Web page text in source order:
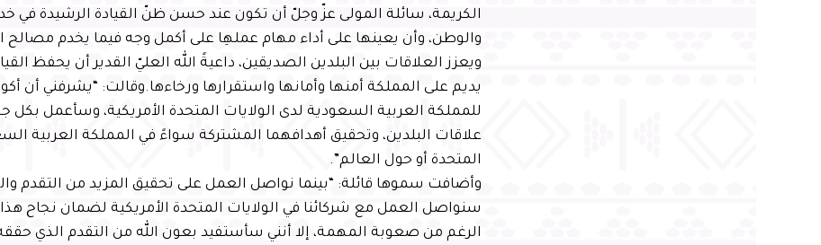
الكريمة، سائلة المولى عزّ وجلّ أن تكون عند حسن ظنّ القيادة الرشيدة في
والوطن، وأن يعينها على أداء مهام عملهِا على أكمل وجه فيما يخدم مصالح
ويعزز العلاقات بين البلدين الصديقين، داعيةً الله العليّ القدير أن يحفظ
يديم على المملكة أمنها وأمانها واستقرارها ورخاءها.وقالت: “يشرفني أن
للمملكة العربية السعودية لدى الولايات المتحدة الأمريكية، وسأعمل بكل
علاقات البلدين، وتحقيق أهدافهما المشتركة سواءً في المملكة العربية
المتحدة أو حول العالم”.
وأضافت سموها قائلة: “بينما نواصل العمل على تحقيق المزيد من التقدم
سنواصل العمل مع شركائنا في الولايات المتحدة الأمريكية لضمان نجاح
الرغم من صعوبة المهمة، إلا أنني سأستفيد بعون الله من التقدم الذي